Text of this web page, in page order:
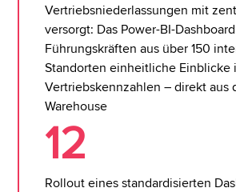
Vertriebsniederlassungen mit
versorgt: Das Power-BI-
Führungskräften aus über 150
Standorten einheitliche Einblicke
Vertriebskennzahlen – direkt aus
Warehouse
12
Rollout eines standardisierten